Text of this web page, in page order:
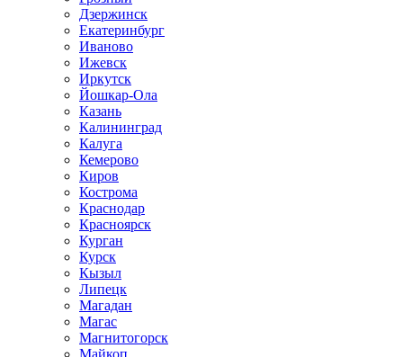
Дзержинск
Екатеринбург
Иваново
Ижевск
Иркутск
Йошкар-Ола
Казань
Калининград
Калуга
Кемерово
Киров
Кострома
Краснодар
Красноярск
Курган
Курск
Кызыл
Липецк
Магадан
Магас
Магнитогорск
Майкоп